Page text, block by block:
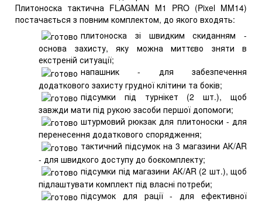
Плитоноска тактична FLAGMAN M1 PRO (Pixel MM14)
постачається з повним комплектом, до якого входять:
плитоноска зі швидким скиданням -
основа захисту, яку можна миттєво зняти в
екстреній ситуації;
напашник - для забезпечення
додаткового захисту грудної клітини та боків;
підсумки під турнікет (2 шт.), щоб
завжди мати під рукою засоби першої допомоги;
штурмовий рюкзак для плитоноски - для
перенесення додаткового спорядження;
тактичний підсумок на 3 магазини АК/AR
- для швидкого доступу до боєкомплекту;
підсумки під магазини АК/AR (2 шт.), щоб
підлаштувати комплект під власні потреби;
підсумок для рації - для ефективної